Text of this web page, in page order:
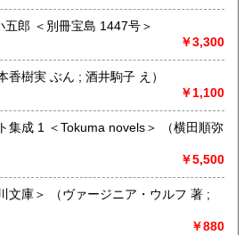
取をしています。少数であれば店へ
量が多い場合はまずは電話などで相談
でない本があります、メール・電話等
ます。
学、美術工芸、外国文学、趣味、サ
般（その他）
郎 ＜別冊宝島 1447号＞
￥3,300
まねこ （湯本香樹実 ぶん ; 酒井駒子 え）
￥1,100
1 ＜Tokuma novels＞ （横田順弥
￥5,500
・ウルフ 著 ;
￥880